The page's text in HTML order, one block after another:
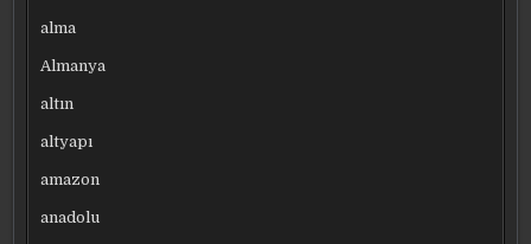
alma
Almanya
altın
altyapı
amazon
anadolu